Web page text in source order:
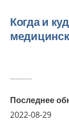
Когда и
Последнее
2022-08-29